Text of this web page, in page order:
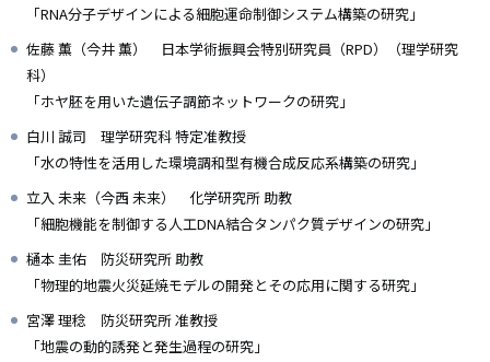
「RNA分子デザインによる細胞運命制御システム構築の研究」
佐藤 薫（今井 薫） 日本学術振興会特別研究員（RPD）（理学研究
科）
「ホヤ胚を用いた遺伝子調節ネットワークの研究」
白川 誠司 理学研究科 特定准教授
「水の特性を活用した環境調和型有機合成反応系構築の研究」
立入 未来（今西 未来） 化学研究所 助教
「細胞機能を制御する人工DNA結合タンパク質デザインの研究」
樋本 圭佑 防災研究所 助教
「物理的地震火災延焼モデルの開発とその応用に関する研究」
宮澤 理稔 防災研究所 准教授
「地震の動的誘発と発生過程の研究」